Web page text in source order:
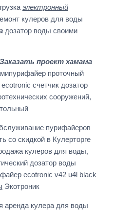
электронный
кулеров для воды
дозатор воды своими
Заказать проект хамама
проточный
счетчик дозатор
сооружений,
пурифайеров
со скидкой в Кулерторге
кулеров для воды,
дозатор воды
ecotronic v42 u4l black
Экотроник
аренда кулера для воды